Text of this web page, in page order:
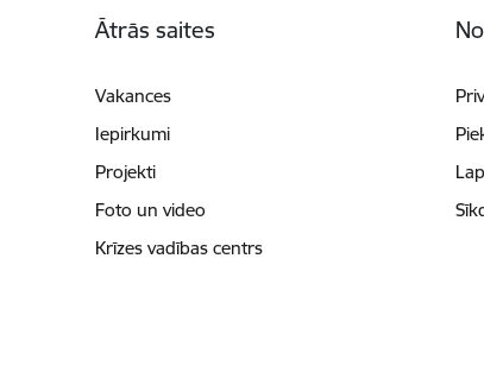
Ātrās saites
Vakances
Iepirkumi
Projekti
Foto un video
Krīzes vadības centrs